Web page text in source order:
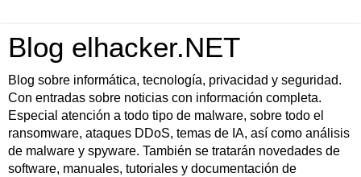
Blog elhacker.NET
Blog sobre informática, tecnología, privacidad y seguridad.
Con entradas sobre noticias con información completa.
Especial atención a todo tipo de malware, sobre todo el
ransomware, ataques DDoS, temas de IA, así como análisis
de malware y spyware. También se tratarán novedades de
software, manuales, tutoriales y documentación de